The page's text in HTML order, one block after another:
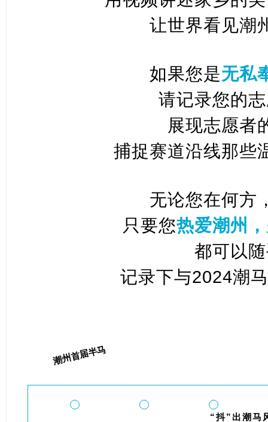
让世界看见潮
如果您是无私
请记录您的
展现志愿者
捕捉赛道沿线那些
无论您在何方
只要您热爱潮州
都可以
记录下与2024潮
潮州首届半马
“抖”出潮马